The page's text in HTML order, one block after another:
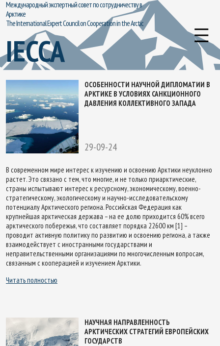
Международный экспертный совет по сотрудничеству в
Арктике
The International Expert Council on Cooperation in the Arctic
IECCA
ОСОБЕННОСТИ НАУЧНОЙ ДИПЛОМАТИИ В
АРКТИКЕ В УСЛОВИЯХ САНКЦИОННОГО
ДАВЛЕНИЯ КОЛЛЕКТИВНОГО ЗАПАДА
29-09-24
В современном мире интерес к изучению и освоению Арктики неуклонно
растет. Это связано с тем, что многие, и не только приарктические,
страны испытывают интерес к ресурсному, экономическому, военно-
стратегическому, экологическому и научно-исследовательскому
потенциалу Арктического региона. Российская Федерация как
крупнейшая арктическая держава – на ее долю приходится 60% всего
арктического побережья, что составляет порядка 22600 км [1] –
проводит активную политику по развитию и освоению региона, а также
взаимодействует с иностранными государствами и
неправительственными организациями по многочисленным вопросам,
связанным с кооперацией и изучением Арктики.
Читать полностью
НАУЧНАЯ НАПРАВЛЕННОСТЬ
АРКТИЧЕСКИХ СТРАТЕГИЙ ЕВРОПЕЙСКИХ
ГОСУДАРСТВ